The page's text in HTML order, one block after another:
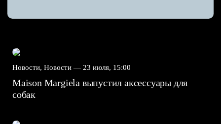
Новости, Новости — 23 июля, 15:00
Maison Margiela выпустил аксессуары для
собак